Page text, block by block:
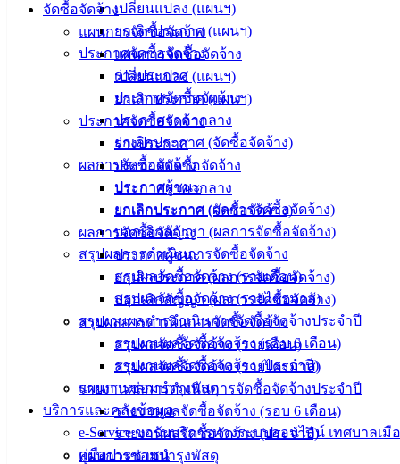
เปลี่ยนแปลง (แผนฯ)
ยกเลิกประกาศ (แผนฯ)
ประกาศจัดซื้อจัดจ้าง
ร่างประกาศ
ประกาศจัดซื้อจัดจ้าง
ประกาศราคากลาง
ยกเลิกประกาศ (จัดซื้อจัดจ้าง)
ผลการจัดซื้อจัดจ้าง
ประกาศผู้ชนะ
ยกเลิกประกาศ (ผลการจัดซื้อจัดจ้าง)
บอกเลิกสัญญา (ผลการจัดซื้อจัดจ้าง)
สรุปผลการดำเนินการจัดซื้อจัดจ้าง
สรุปผลจัดซื้อจัดจ้าง (รายเดือน)
สรุปผลจัดซื้อจัดจ้าง (รายไตรมาส)
รายงานผลการดำเนินการจัดซื้อจัดจ้างประจำปี
รายงานผลจัดซื้อจัดจ้าง (รอบ 6 เดือน)
รายงานผลจัดซื้อจัดจ้าง (ประจำปี)
แผนการซ่อมบำรุงพัสดุ
บริการและคลังข้อมูล
e-Service ขอรับบริการทางระบบออนไลน์ เทศบาลเมื
คู่มือประชาชน
จัดซื้อจัดจ้าง
แผนการจัดซื้อจัดจ้าง
แผนการจัดซื้อจัดจ้าง
เปลี่ยนแปลง (แผนฯ)
ยกเลิกประกาศ (แผนฯ)
ประกาศจัดซื้อจัดจ้าง
ร่างประกาศ
ประกาศจัดซื้อจัดจ้าง
ประกาศราคากลาง
ยกเลิกประกาศ (จัดซื้อจัดจ้าง)
ผลการจัดซื้อจัดจ้าง
ประกาศผู้ชนะ
ยกเลิกประกาศ (ผลการจัดซื้อจัดจ้าง)
บอกเลิกสัญญา (ผลการจัดซื้อจัดจ้าง)
สรุปผลการดำเนินการจัดซื้อจัดจ้าง
สรุปผลจัดซื้อจัดจ้าง (รายเดือน)
สรุปผลจัดซื้อจัดจ้าง (รายไตรมาส)
รายงานผลการดำเนินการจัดซื้อจัดจ้างประจำปี
รายงานผลจัดซื้อจัดจ้าง (รอบ 6 เดือน)
รายงานผลจัดซื้อจัดจ้าง (ประจำปี)
แผนการซ่อมบำรุงพัสดุ